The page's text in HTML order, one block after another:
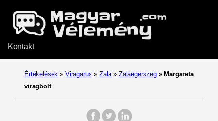
Kontakt
Értékelések » Viragarus » Zala » Zalaegerszeg » Margareta
viragbolt